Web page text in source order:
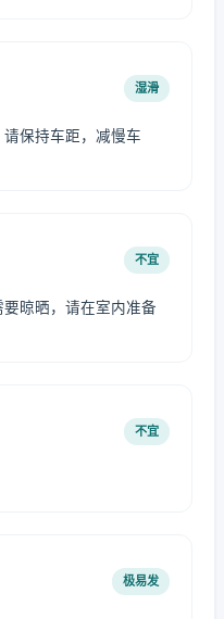
湿滑
保持车距，减慢车
不宜
晾晒，请在室内准备
不宜
极易发